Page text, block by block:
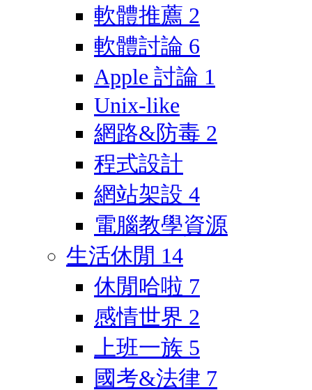
軟體推薦 2
軟體討論 6
Apple 討論 1
Unix-like
網路&防毒 2
程式設計
網站架設 4
電腦教學資源
生活休閒 14
休閒哈啦 7
感情世界 2
上班一族 5
國考&法律 7